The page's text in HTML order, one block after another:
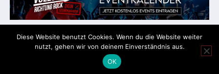
Datenschutz
Diese Website benutzt Cookies. Wenn du die Website weiter
nutzt, gehen wir von deinem Einverständnis aus.
OK